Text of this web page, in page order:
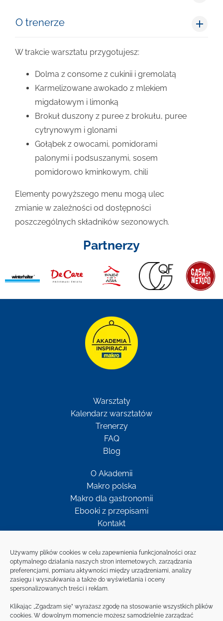
Używamy plików cookies w celu zapewnienia funkcjonalności oraz
optymalnego działania naszych stron internetowych, zarządzania
preferencjami, pomiaru aktywności między urządzeniami, analizy
zasięgu i wyszukiwania a także do wyświetlania i oceny
spersonalizowanych treści i reklam.
Klikając „Zgadzam się” wyrażasz zgodę na stosowanie wszystkich plików
cookies. W dowolnym momencie możesz samodzielnie zarządzać
O trenerze
W trakcie warsztatu przygotujesz:
Dolma z consome z cukinii i gremolatą
Karmelizowane awokado z mlekiem
migdałowym i limonką
Brokuł duszony z puree z brokułu, puree
cytrynowym i glonami
Gołąbek z owocami, pomidorami
palonymi i podsuszanymi, sosem
pomidorowo kminkowym, chili
Elementy powyższego menu mogą ulec
zmianie w zależności od dostępności
poszczególnych składników sezonowych.
Partnerzy
Warsztaty
Kalendarz warsztatów
Trenerzy
FAQ
Blog
O Akademii
Makro polska
Makro dla gastronomii
Ebooki z przepisami
Kontakt
Newsletter
Bądź w kontakcie z MAKRO
NEWSLETTER